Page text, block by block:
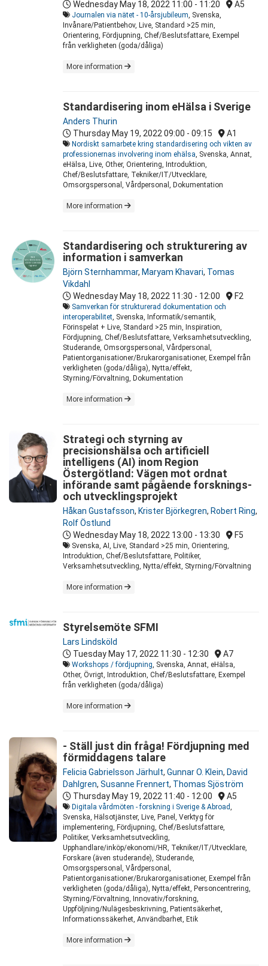
Wednesday May 18, 2022 11:00 - 11:20 A5
Journalen via nätet - 10-årsjubileum, Svenska,
Invånare/Patientbehov, Live, Standard >25 min,
Orientering, Fördjupning, Chef/Beslutsfattare, Exempel
från verkligheten (goda/dåliga)
More information
Standardisering inom eHälsa i Sverige
Anders Thurin
Thursday May 19, 2022 09:00 - 09:15 A1
Nordiskt samarbete kring standardisering och vikten av
professionernas involvering inom ehälsa, Svenska, Annat,
eHälsa, Live, Other, Orientering, Introduktion,
Chef/Beslutsfattare, Tekniker/IT/Utvecklare,
Omsorgspersonal, Vårdpersonal, Dokumentation
More information
Standardisering och strukturering av
information i samverkan
Björn Sternhammar, Maryam Khavari, Tomas
Vikdahl
Wednesday May 18, 2022 11:30 - 12:00 F2
Samverkan för strukturerad dokumentation och
interoperabilitet, Svenska, Informatik/semantik,
Förinspelat + Live, Standard >25 min, Inspiration,
Fördjupning, Chef/Beslutsfattare, Verksamhetsutveckling,
Studerande, Omsorgspersonal, Vårdpersonal,
Patientorganisationer/Brukarorganisationer, Exempel från
verkligheten (goda/dåliga), Nytta/effekt,
Styrning/Förvaltning, Dokumentation
More information
Strategi och styrning av
precisionshälsa och artificiell
intelligens (AI) inom Region
Östergötland: Vägen mot ordnat
införande samt pågående forsknings-
och utvecklingsprojekt
Håkan Gustafsson, Krister Björkegren, Robert Ring,
Rolf Östlund
Wednesday May 18, 2022 13:00 - 13:30 F5
Svenska, AI, Live, Standard >25 min, Orientering,
Introduktion, Chef/Beslutsfattare, Politiker,
Verksamhetsutveckling, Nytta/effekt, Styrning/Förvaltning
More information
Styrelsemöte SFMI
Lars Lindsköld
Tuesday May 17, 2022 11:30 - 12:30 A7
Workshops / fördjupning, Svenska, Annat, eHälsa,
Other, Övrigt, Introduktion, Chef/Beslutsfattare, Exempel
från verkligheten (goda/dåliga)
More information
- Ställ just din fråga! Fördjupning med
förmiddagens talare
Felicia Gabrielsson Järhult, Gunnar O. Klein, David
Dahlgren, Susanne Frennert, Thomas Sjöström
Thursday May 19, 2022 11:40 - 12:00 A5
Digitala vårdmöten - forskning i Sverige & Abroad,
Svenska, Hälsotjänster, Live, Panel, Verktyg för
implementering, Fördjupning, Chef/Beslutsfattare,
Politiker, Verksamhetsutveckling,
Upphandlare/inköp/ekonomi/HR, Tekniker/IT/Utvecklare,
Forskare (även studerande), Studerande,
Omsorgspersonal, Vårdpersonal,
Patientorganisationer/Brukarorganisationer, Exempel från
verkligheten (goda/dåliga), Nytta/effekt, Personcentrering,
Styrning/Förvaltning, Innovativ/forskning,
Uppföljning/Nulägesbeskrivning, Patientsäkerhet,
Informationssäkerhet, Användbarhet, Etik
More information